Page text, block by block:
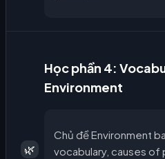
🌿
Học phần 4:
Environment
Chủ đề Environment
vocabulary, causes